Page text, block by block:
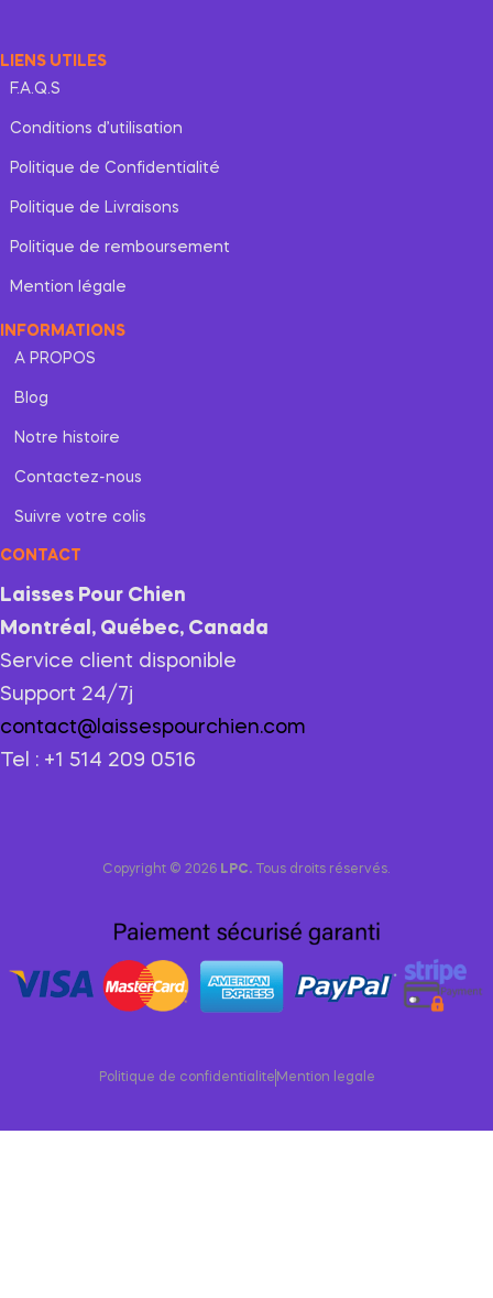
LIENS UTILES
F.A.Q.S
Conditions d’utilisation
Politique de Confidentialité
Politique de Livraisons
Politique de remboursement
Mention légale
INFORMATIONS
A PROPOS
Blog
Notre histoire
Contactez-nous
Suivre votre colis
CONTACT
Laisses Pour Chien
Montréal, Québec, Canada
Service client disponible
Support 24/7j
contact@laissespourchien.com
Tel : +1 514 209 0516
Copyright © 2026 LPC. Tous droits réservés.
Politique de confidentialite Mention legale